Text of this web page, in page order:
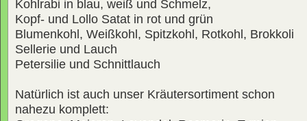
Kohlrabi in blau, weiß und Schmelz,
Kopf- und Lollo Satat in rot und grün
Blumenkohl, Weißkohl, Spitzkohl, Rotkohl, Brokkoli
Sellerie und Lauch
Petersilie und Schnittlauch
Natürlich ist auch unser Kräutersortiment schon
nahezu komplett: